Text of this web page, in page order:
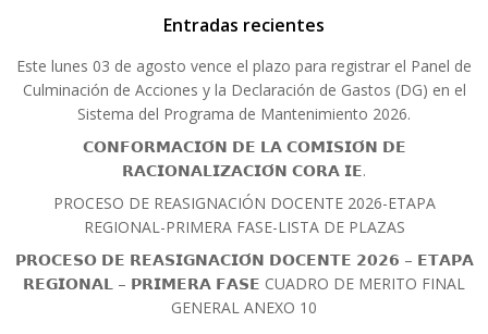
Entradas recientes
Este lunes 03 de agosto vence el plazo para registrar el Panel de
Culminación de Acciones y la Declaración de Gastos (DG) en el
Sistema del Programa de Mantenimiento 2026.
𝗖𝗢𝗡𝗙𝗢𝗥𝗠𝗔𝗖𝗜𝗢́𝗡 𝗗𝗘 𝗟𝗔 𝗖𝗢𝗠𝗜𝗦𝗜𝗢́𝗡 𝗗𝗘
𝗥𝗔𝗖𝗜𝗢𝗡𝗔𝗟𝗜𝗭𝗔𝗖𝗜𝗢́𝗡 𝗖𝗢𝗥𝗔 𝗜𝗘.
PROCESO DE REASIGNACIÓN DOCENTE 2026-ETAPA
REGIONAL-PRIMERA FASE-LISTA DE PLAZAS
𝗣𝗥𝗢𝗖𝗘𝗦𝗢 𝗗𝗘 𝗥𝗘𝗔𝗦𝗜𝗚𝗡𝗔𝗖𝗜𝗢́𝗡 𝗗𝗢𝗖𝗘𝗡𝗧𝗘 𝟮𝟬𝟮𝟲 – 𝗘𝗧𝗔𝗣𝗔
𝗥𝗘𝗚𝗜𝗢𝗡𝗔𝗟 – 𝗣𝗥𝗜𝗠𝗘𝗥𝗔 𝗙𝗔𝗦𝗘 CUADRO DE MERITO FINAL
GENERAL ANEXO 10